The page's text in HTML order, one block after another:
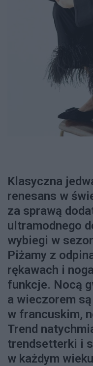
Klasyczna
renesans w
za sprawą
ultramodnego
wybiegi w
Piżamy z
rękawach i
funkcje. Nocą
a wieczorem
w francuskim,
Trend
trendsetterki i
w każdym